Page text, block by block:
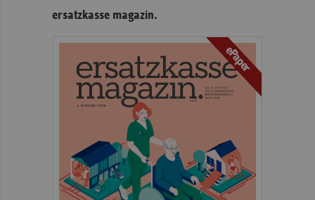
ersatzkasse magazin.
ePaper